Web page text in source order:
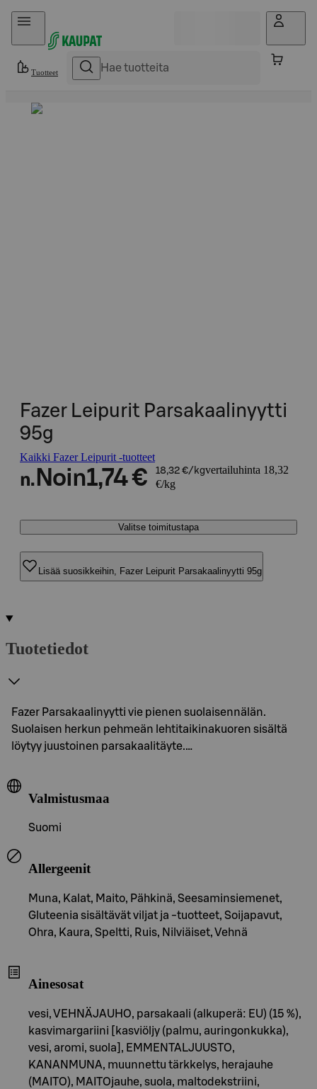
Hyppää sisältöön
Tuotteet
Fazer Leipurit Parsakaalinyytti
95g
Kaikki Fazer Leipurit -tuotteet
n. Noin1,74 € 18,32 €/kgvertailuhinta 18,32
€/kg
Valitse toimitustapa
Lisää suosikkeihin, Fazer Leipurit Parsakaalinyytti 95g
Tuotetiedot
Fazer Parsakaalinyytti vie pienen suolaisennälän.
Suolaisen herkun pehmeän lehtitaikinakuoren sisältä
löytyy juustoinen parsakaalitäyte.…
Valmistusmaa
Suomi
Allergeenit
Muna, Kalat, Maito, Pähkinä, Seesaminsiemenet,
Gluteenia sisältävät viljat ja -tuotteet, Soijapavut,
Ohra, Kaura, Speltti, Ruis, Nilviäiset, Vehnä
Ainesosat
vesi, VEHNÄJAUHO, parsakaali (alkuperä: EU) (15 %),
kasvimargariini [kasviöljy (palmu, auringonkukka),
vesi, aromi, suola], EMMENTALJUUSTO,
KANANMUNA, muunnettu tärkkelys, herajauhe
(MAITO), MAITOjauhe, suola, maltodekstriini,